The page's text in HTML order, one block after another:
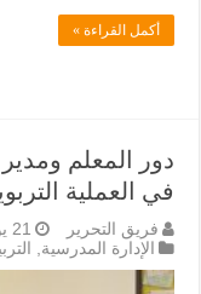
أكمل القراءة »
دور المعلم
في العملية
فريق التحرير
21 يونيو، 2021
الإدارة المدرسية